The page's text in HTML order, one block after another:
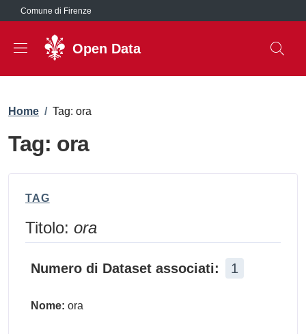
Salta al contenuto principale
Comune di Firenze
Open Data
Briciole di pane
Home / Tag: ora
Tag: ora
TAG
Titolo: ora
Numero di Dataset associati: 1
Nome: ora